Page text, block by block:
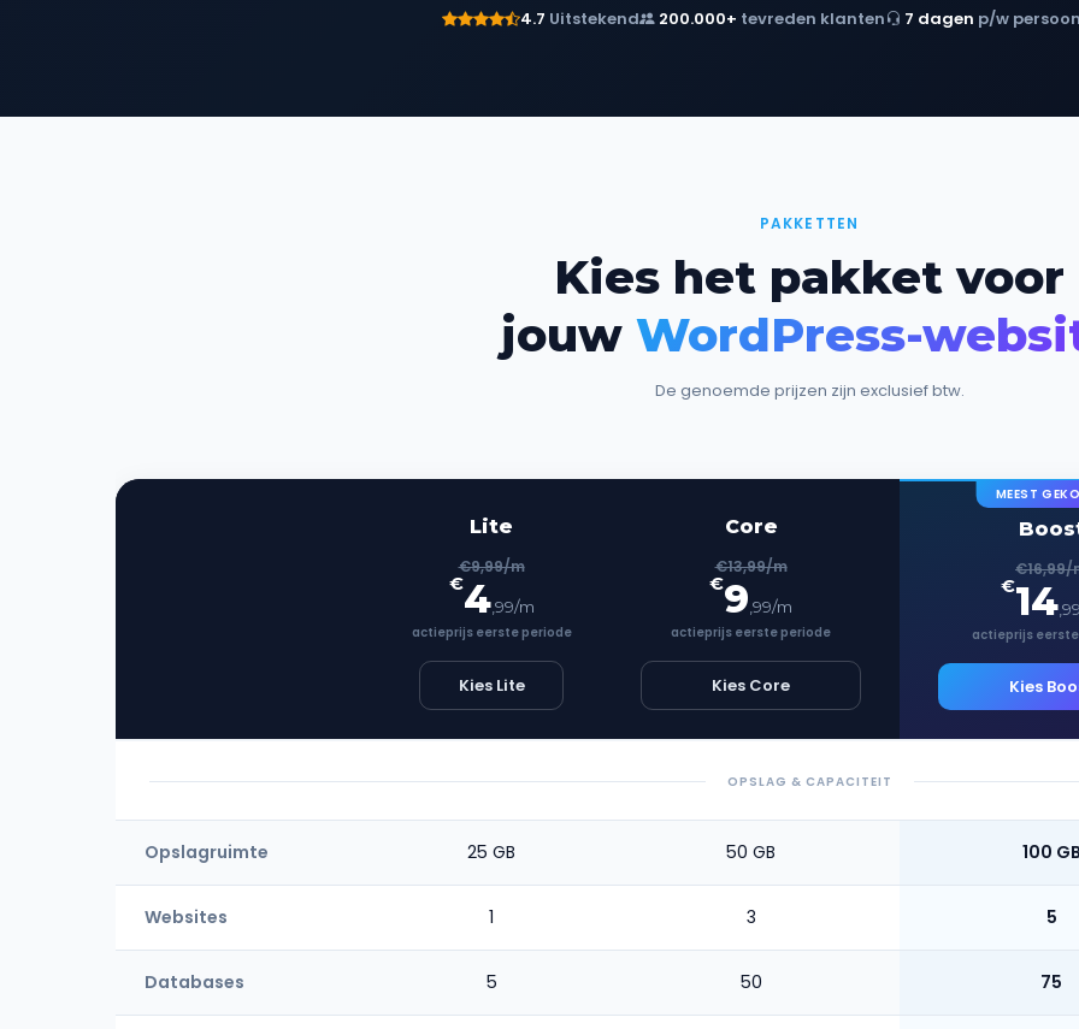
4.7 Uitstekend 200.000+ tevreden klanten 7 dagen p/w
PAKKETTEN
Kies het pakket voor
jouw WordPress-
De genoemde prijzen zijn exclusief btw.
Lite
€9,99/m
€4,99/m
actieprijs eerste periode
Kies Lite
Core
€13,99/m
€9 ,99/m
actieprijs eerste periode
Kies Core
MEEST
€16,99/
€14
actieprijs
Kies
OPSLAG & CAPACITEIT
Opslagruimte 25 GB 50 GB 100 GB
Websites 1 3 5
Databases 5 50 75